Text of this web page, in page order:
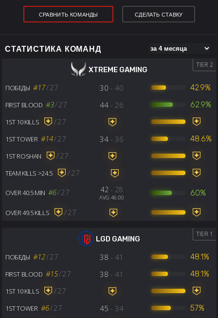
СРАВНИТЬ КОМАНДЫ СДЕЛАТЬ СТАВКУ
СТАТИСТИКА КОМАНД
XTREME GAMING
TIER 2
ПОБЕДЫ #17/27 30 - 40 42.9%
FIRST BLOOD #3/27 44- 26 62.9%
1ST 10 KILLS /27
1ST TOWER #14/27 34- 36 48.6%
1ST ROSHAN /27
TEAM KILLS >24.5 /27
OVER 40.5 MIN #6/27 42- 28
AVG 46:00 60%
OVER 49.5 KILLS /27
LGD GAMING
TIER 1
ПОБЕДЫ #12/27 38 - 41 48.1%
FIRST BLOOD #15/27 38 - 41 48.1%
1ST 10 KILLS /27
1ST TOWER #6/27 45 - 34 57%